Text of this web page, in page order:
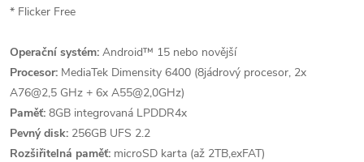
* Flicker Free
Operační systém: Android™ 15 nebo novější
Procesor: MediaTek Dimensity 6400 (8jádrový procesor, 2x
A76@2,5 GHz + 6x A55@2,0GHz)
Paměť: 8GB integrovaná LPDDR4x
Pevný disk: 256GB UFS 2.2
Rozšiřitelná paměť: microSD karta (až 2TB,exFAT)